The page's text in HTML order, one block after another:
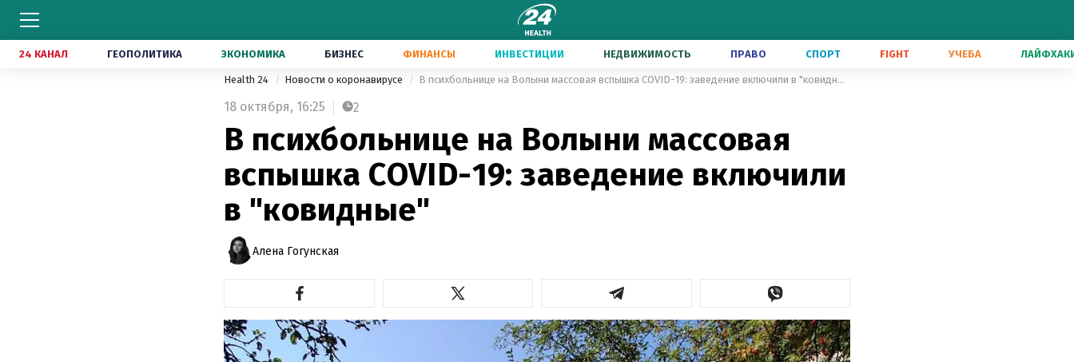
24 КАНАЛ ГЕОПОЛИТИКА ЭКОНОМИКА БИЗНЕС ФИНАНСЫ ИНВЕСТИЦИИ НЕДВИЖИМОСТЬ ПРАВО СПОРТ FIGHT УЧЕБА
Health 24 Новости о коронавирусе В психбольнице на Волыни массовая вспышка COVID-19: заведение включили в "ковидные"
18 октября, 16:25 2
В психбольнице на Волыни массовая
вспышка COVID-19: заведение включили
в "ковидные"
Алена Гогунская